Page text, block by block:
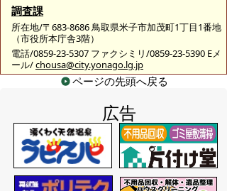
調査課
所在地/〒683-8686 鳥取県米子市加茂町1丁目1番地
（市役所本庁舎3階）
電話/0859-23-5307 ファクシミリ/0859-23-5390 Eメ
ール/chousa@city.yonago.lg.jp
ページの先頭へ戻る
広告